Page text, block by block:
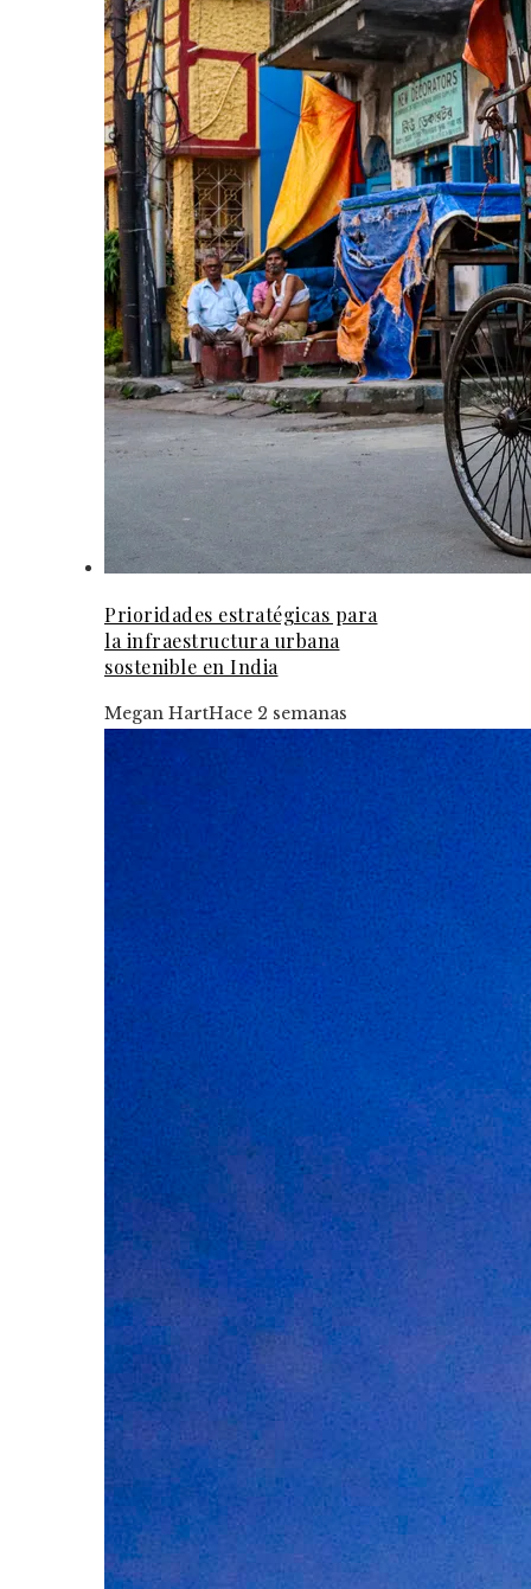
Prioridades estratégicas para
la infraestructura urbana
sostenible en India
Megan HartHace 2 semanas